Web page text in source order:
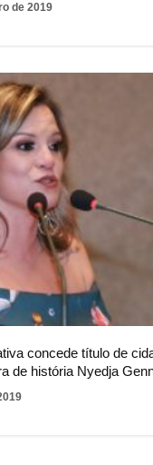
de 2019
concede título de
de história Nyedja